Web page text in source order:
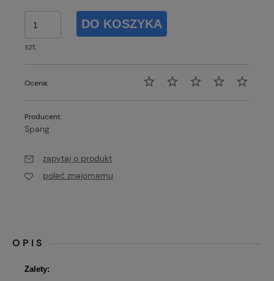
szt.
DO KOSZYKA
Ocena:
Producent:
Spang
zapytaj o produkt
poleć znajomemu
OPIS
Zalety: